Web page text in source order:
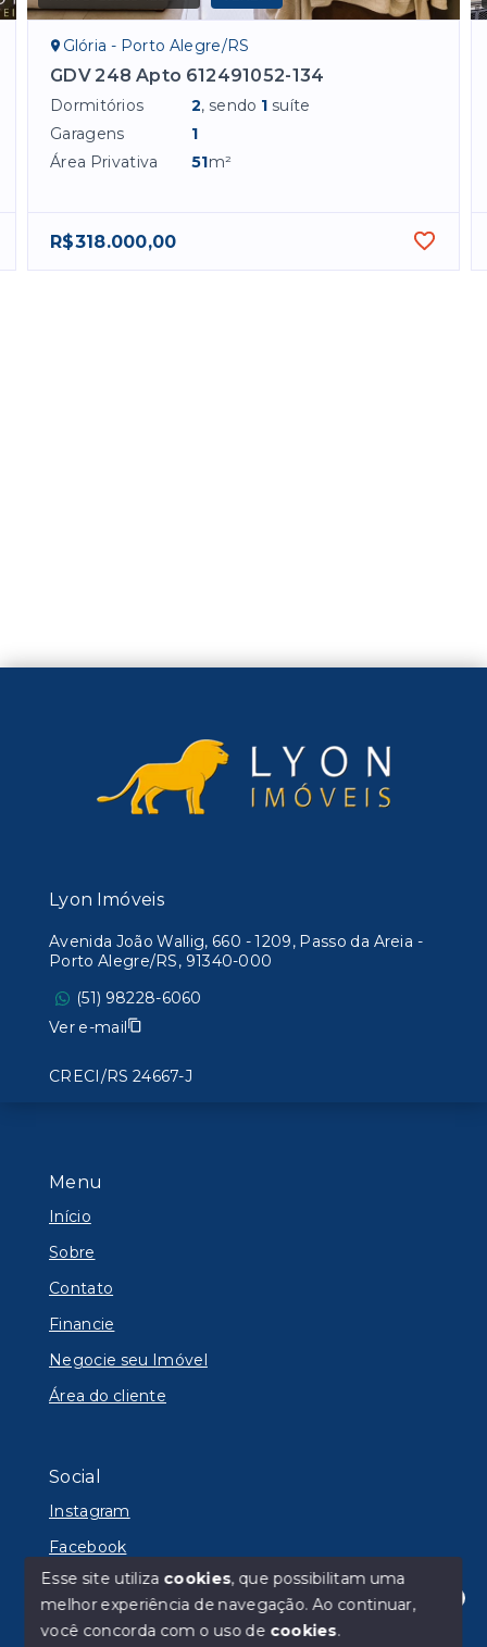
Glória - Porto Alegre/RS
GDV 248 Apto 612491052-134
Dormitórios 2, sendo 1 suíte
Garagens
1
Área Privativa
51m²
R$318.000,00
Olá! Estamos disponíveis para te ajudar.
Menu
Início
Sobre
Contato
Financie
Negocie seu Imóvel
Área do cliente
Social
Instagram
Facebook
© Copyright 2026 - Lyon Imóveis - Todos os direitos
Lyon Imóveis
Avenida João Wallig, 660 - 1209, Passo da Areia -
Porto Alegre/RS, 91340-000
(51) 98228-6060
Ver e-mail
CRECI/RS 24667-J
Esse site utiliza cookies, que possibilitam uma
melhor experiência de navegação.Ao continuar,
você concorda com o uso de cookies.